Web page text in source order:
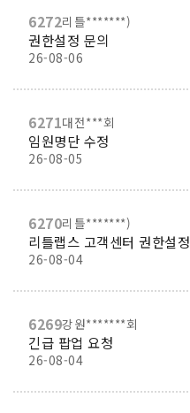
6272리틀*******)
권한설정 문의
26-08-06
6271대전***회
임원명단 수정
26-08-05
6270리틀*******)
리틀랩스 고객센터 권한설정
26-08-04
6269강원*******회
긴급 팝업 요청
26-08-04